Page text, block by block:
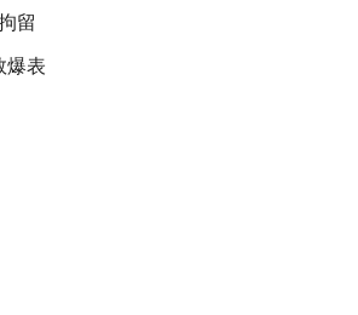
留
爆表